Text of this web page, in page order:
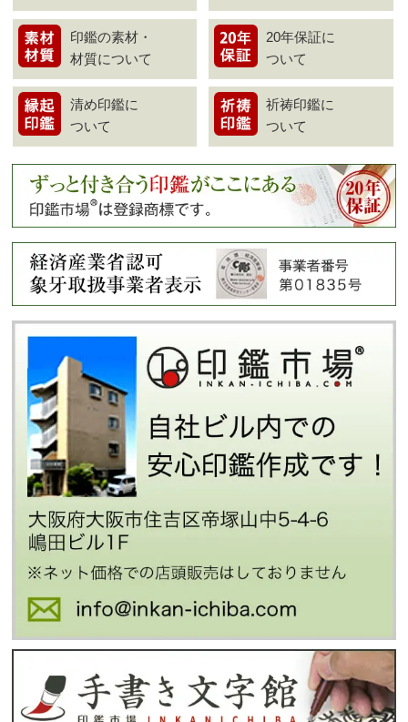
印鑑の素材・
材質について
20年保証に
ついて
清め印鑑に
ついて
祈祷印鑑に
ついて